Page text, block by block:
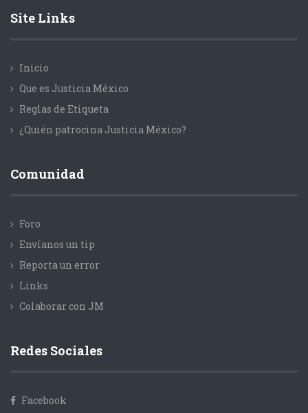
Site Links
Inicio
Que es Justicia México
Reglas de Etiqueta
¿Quién patrocina Justicia México?
Comunidad
Foro
Envíanos un tip
Reporta un error
Links
Colaborar con JM
Redes Sociales
Facebook